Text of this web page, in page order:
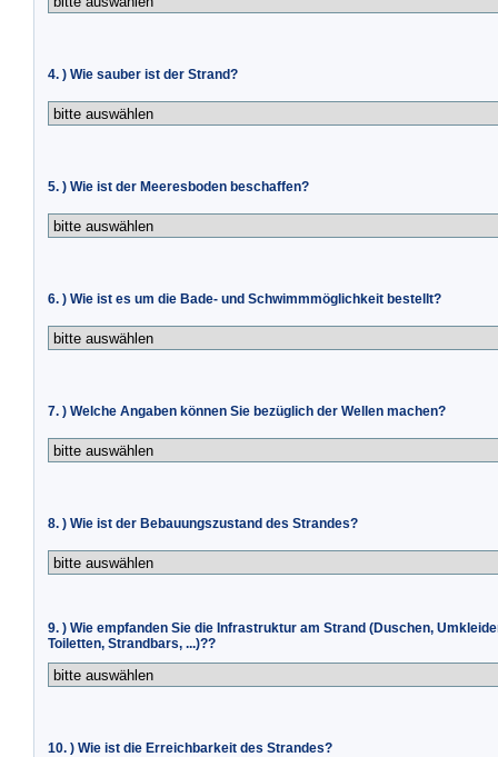
4. ) Wie sauber ist der Strand?
5. ) Wie ist der Meeresboden beschaffen?
6. ) Wie ist es um die Bade- und Schwimmmöglichkeit bestellt?
7. ) Welche Angaben können Sie bezüglich der Wellen machen?
8. ) Wie ist der Bebauungszustand des Strandes?
9. ) Wie empfanden Sie die Infrastruktur am Strand (Duschen,
Toiletten, Strandbars, ...)??
10. ) Wie ist die Erreichbarkeit des Strandes?